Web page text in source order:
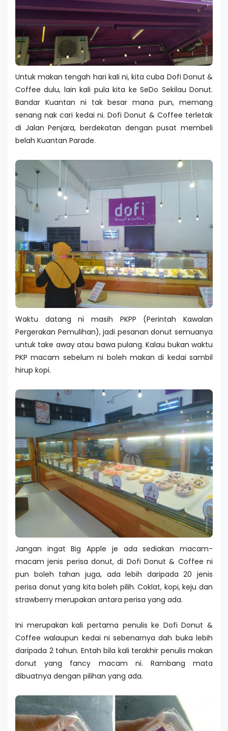
Untuk makan tengah hari kali ni, kita cuba Dofi Donut &
Coffee dulu, lain kali pula kita ke SeDo Sekilau Donut.
Bandar Kuantan ni tak besar mana pun, memang
senang nak cari kedai ni. Dofi Donut & Coffee terletak
di Jalan Penjara, berdekatan dengan pusat membeli
belah Kuantan Parade.
Waktu datang ni masih PKPP (Perintah Kawalan
Pergerakan Pemulihan), jadi pesanan donut semuanya
untuk take away atau bawa pulang. Kalau bukan waktu
PKP macam sebelum ni boleh makan di kedai sambil
hirup kopi.
Jangan ingat Big Apple je ada sediakan macam-
macam jenis perisa donut, di Dofi Donut & Coffee ni
pun boleh tahan juga, ada lebih daripada 20 jenis
perisa donut yang kita boleh pilih. Coklat, kopi, keju dan
strawberry merupakan antara perisa yang ada.
Ini merupakan kali pertama penulis ke Dofi Donut &
Coffee walaupun kedai ni sebenarnya dah buka lebih
daripada 2 tahun. Entah bila kali terakhir penulis makan
donut yang fancy macam ni. Rambang mata
dibuatnya dengan pilihan yang ada.